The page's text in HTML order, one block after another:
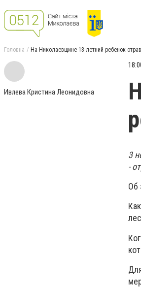
Головна На Николаевщине 13-летний ребенок
Ивлева Кристина Леонидовна
3
-
Об